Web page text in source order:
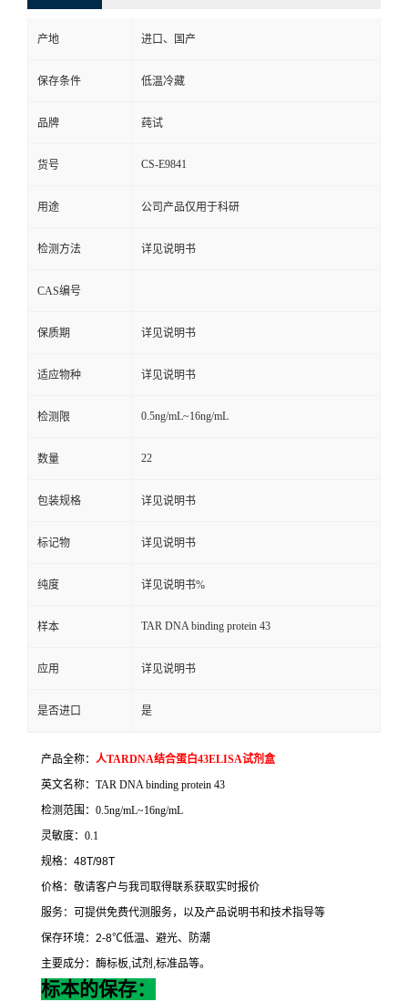
产地 进口、国产
保存条件 低温冷藏
品牌 莼试
货号 CS-E9841
用途 公司产品仅用于科研
检测方法 详见说明书
CAS编号
保质期 详见说明书
适应物种 详见说明书
检测限 0.5ng/mL~16ng/mL
数量 22
包装规格 详见说明书
标记物 详见说明书
纯度 详见说明书%
样本 TAR DNA binding protein 43
应用 详见说明书
是否进口 是
产品全称： 人TARDNA结合蛋白43ELISA试剂盒
英文名称： TAR DNA binding protein 43
检测范围： 0.5ng/mL~16ng/mL
灵敏度： 0.1
规格： 48T/98T
价格：敬请客户与我司取得联系获取实时报价
服务：可提供免费代测服务，以及产品说明书和技术指导等
保存环境： 2-8℃低温、避光、防潮
主要成分：酶标板,试剂 ,标准品等。
标本的保存：